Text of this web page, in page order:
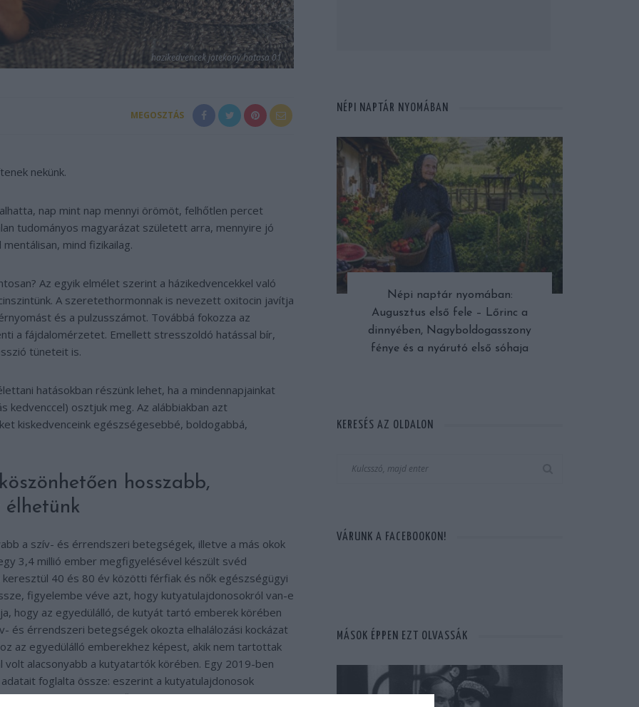
hazikedvencek jotekony hatasa 01
MEGOSZTÁS
nekünk.
nap mint nap mennyi örömöt, felhőtlen percet
tudományos magyarázat született arra, mennyire jó
mind fizikailag.
Az egyik elmélet szerint a házikedvencekkel való
A szeretethormonnak is nevezett oxitocin javítja
és a pulzusszámot. Továbbá fokozza az
a fájdalomérzetet. Emellett stresszoldó hatással bír,
tüneteit is.
hatásokban részünk lehet, ha a mindennapjainkat
kedvenccel) osztjuk meg. Az alábbiakban azt
kiskedvenceink egészségesebbé, boldogabbá,
hosszabb,
élhetünk
a szív- és érrendszeri betegségek, illetve a más okok
3,4 millió ember megfigyelésével készült svéd
40 és 80 év közötti férfiak és nők egészségügyi
figyelembe véve azt, hogy kutyatulajdonosokról van-e
hogy az egyedülálló, de kutyát tartó emberek körében
és érrendszeri betegségek okozta elhalálozási kockázat
az egyedülálló emberekhez képest, akik nem tartottak
volt alacsonyabb a kutyatartók körében. Egy 2019-ben
foglalta össze: eszerint a kutyatulajdonosok
ok miatt bekövetkező elhalálozás aránya. Azok
NÉPI NAPTÁR NYOMÁBAN
Népi naptár nyomában:
Augusztus első fele – Lőrinc a
dinnyében, Nagyboldogasszony
fénye és a nyárutó első sóhaja
KERESÉS AZ OLDALON
VÁRUNK A FACEBOOKON!
MÁSOK ÉPPEN EZT OLVASSÁK